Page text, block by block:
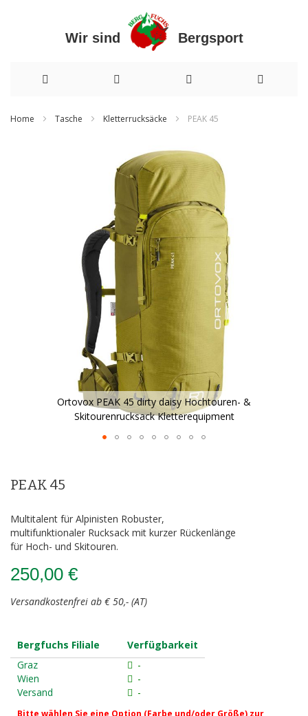
Wir sind Bergsport
Home Tasche Kletterrucksäcke PEAK 45
Ortovox PEAK 45 dirty daisy Hochtouren- &
Skitourenrucksack Kletterequipment
der
PEAK 45
Multitalent für Alpinisten Robuster,
multifunktionaler Rucksack mit kurzer Rückenlänge
für Hoch- und Skitouren.
250,00 €
Versandkostenfrei ab € 50,- (AT)
Bergfuchs Filiale
Verfügbarkeit
Graz
-
Wien
-
Versand
-
Bitte wählen Sie eine Option (Farbe und/oder Größe) zur